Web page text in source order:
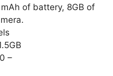
of battery, 8GB of
–